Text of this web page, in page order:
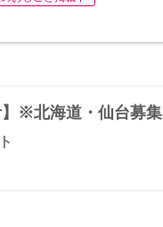
※北海道・仙台募集